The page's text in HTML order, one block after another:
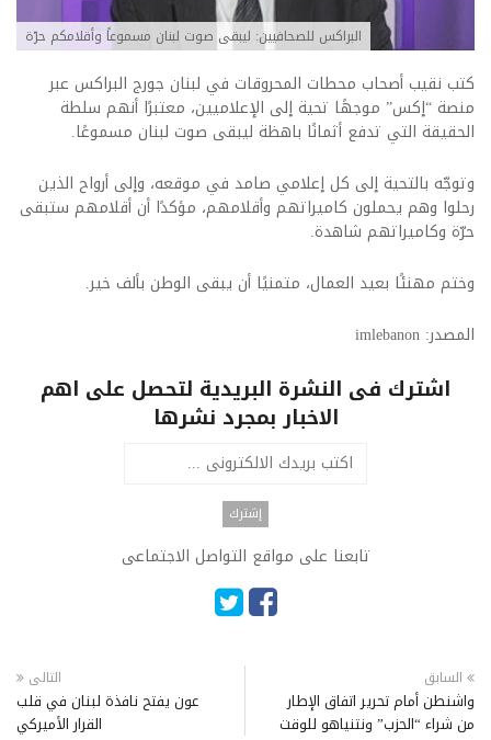
البراكس للصحافيين: ليبقى صوت لبنان مسموعاً وأقلامكم حرّة
كتب نقيب أصحاب محطات المحروقات في لبنان جورج البراكس عبر
منصة “إكس” موجهًا تحية إلى الإعلاميين، معتبرًا أنهم سلطة
الحقيقة التي تدفع أثمانًا باهظة ليبقى صوت لبنان مسموعًا.
وتوجّه بالتحية إلى كل إعلامي صامد في موقعه، وإلى أرواح الذين
رحلوا وهم يحملون كاميراتهم وأقلامهم، مؤكدًا أن أقلامهم ستبقى
حرّة وكاميراتهم شاهدة.
وختم مهنئًا بعيد العمال، متمنيًا أن يبقى الوطن بألف خير.
المصدر: imlebanon
اشترك فى النشرة البريدية لتحصل على اهم
الاخبار بمجرد نشرها
تابعنا على مواقع التواصل الاجتماعى
السابق
واشنطن أمام تحرير اتفاق الإطار
من شراء “الحزب” ونتنياهو للوقت
التالى
عون يفتح نافذة لبنان في قلب
القرار الأميركي